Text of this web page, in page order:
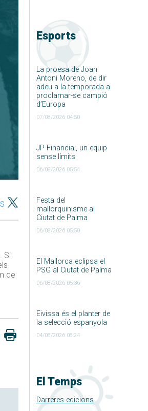
Esports
La proesa de Joan
Antoni Moreno, de dir
adeu a la temporada a
proclamar-se campió
d’Europa
07/08/2026 04:50
JP Financial, un equip
sense límits
06/08/2026 05:54
Festa del
mallorquinisme al
Ciutat de Palma
06/08/2026 05:50
El Mallorca eclipsa el
PSG al Ciutat de Palma
06/08/2026 05:36
Eivissa és el planter de
la selecció espanyola
04/08/2026 08:24
El Temps
Darreres edicions
Si
de